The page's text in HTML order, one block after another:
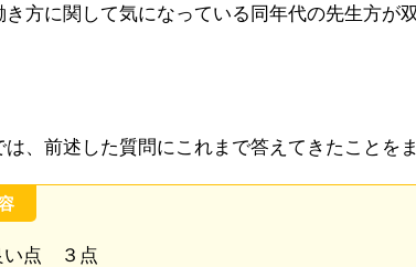
方に関して気になっている同年代の先生方が
、前述した質問にこれまで答えてきたことを
い点 ３点